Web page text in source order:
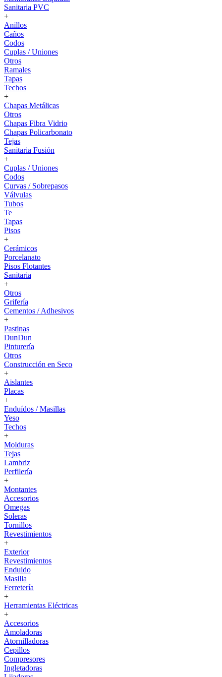
Sanitaria PVC
+
Anillos
Caños
Codos
Cuplas / Uniones
Otros
Ramales
Tapas
Techos
+
Chapas Metálicas
Otros
Chapas Fibra Vidrio
Chapas Policarbonato
Tejas
Sanitaria Fusión
+
Cuplas / Uniones
Codos
Curvas / Sobrepasos
Válvulas
Tubos
Te
Tapas
Pisos
+
Cerámicos
Porcelanato
Pisos Flotantes
Sanitaria
+
Otros
Grifería
Cementos / Adhesivos
+
Pastinas
DunDun
Pinturería
Otros
Construcción en Seco
+
Aislantes
Placas
+
Enduídos / Masillas
Yeso
Techos
+
Molduras
Tejas
Lambriz
Perfilería
+
Montantes
Accesorios
Omegas
Soleras
Tornillos
Revestimientos
+
Exterior
Revestimientos
Enduido
Masilla
Ferretería
+
Herramientas Eléctricas
+
Accesorios
Amoladoras
Atornilladoras
Cepillos
Compresores
Ingletadoras